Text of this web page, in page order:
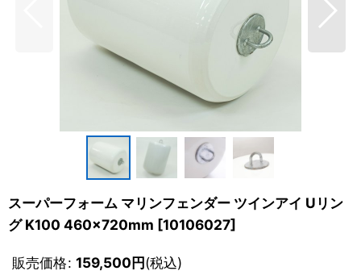
スーパーフォーム マリンフェンダー ツインアイ Uリン
グ K100 460×720mm [10106027]
販売価格: 159,500円(税込)